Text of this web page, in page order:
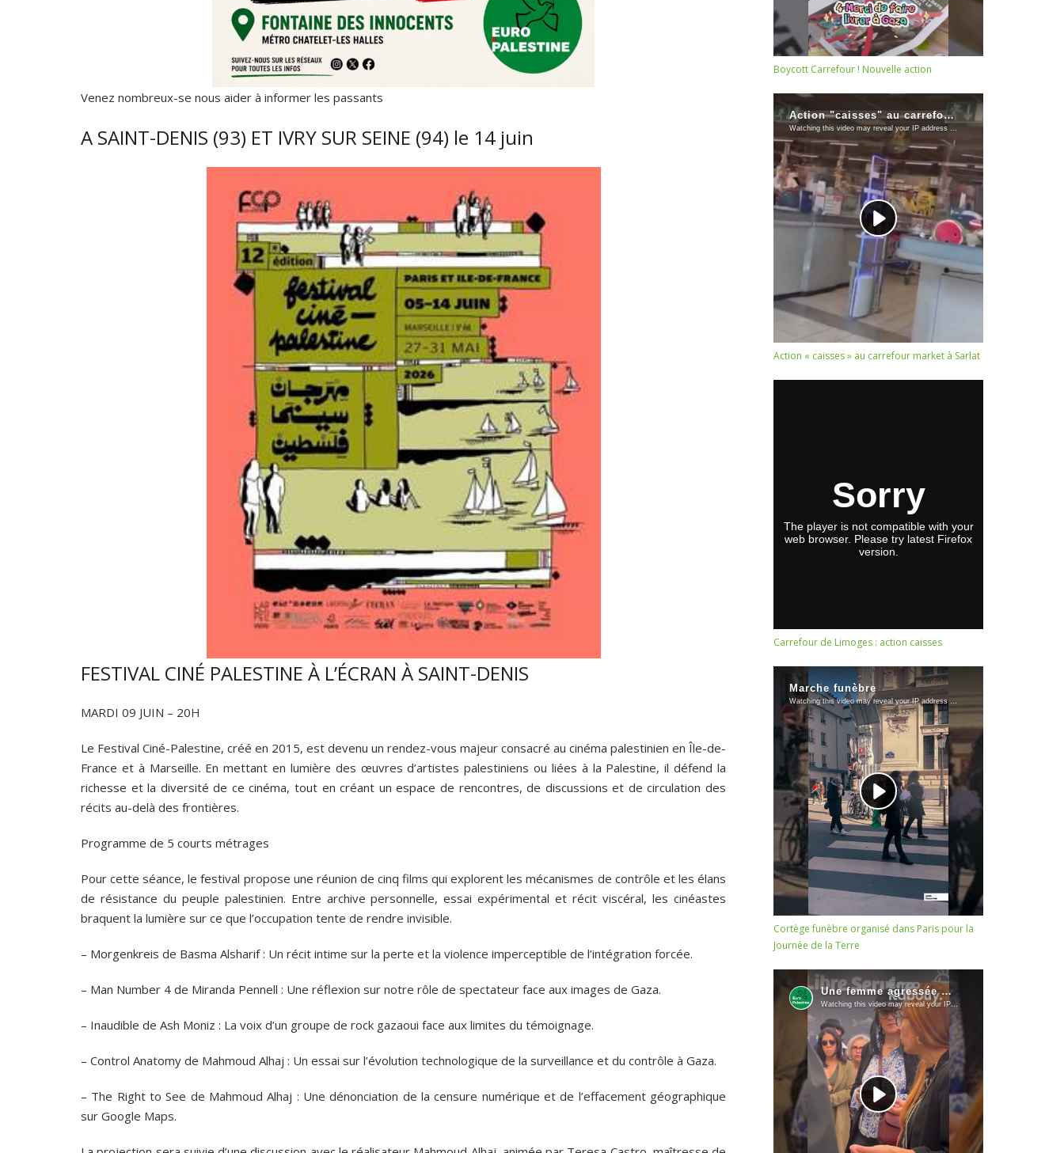
Venez nombreux-se nous aider à informer les passants
A SAINT-DENIS (93) ET IVRY SUR SEINE (94) le 14 juin
FESTIVAL CINÉ PALESTINE À L’ÉCRAN À SAINT-DENIS
MARDI 09 JUIN – 20H
Le Festival Ciné-Palestine, créé en 2015, est devenu un rendez-vous majeur consacré au cinéma palestinien en Île-de-
France et à Marseille. En mettant en lumière des œuvres d’artistes palestiniens ou liées à la Palestine, il défend la
richesse et la diversité de ce cinéma, tout en créant un espace de rencontres, de discussions et de circulation des
récits au-delà des frontières.
Programme de 5 courts métrages
Pour cette séance, le festival propose une réunion de cinq films qui explorent les mécanismes de contrôle et les élans
de résistance du peuple palestinien. Entre archive personnelle, essai expérimental et récit viscéral, les cinéastes
braquent la lumière sur ce que l’occupation tente de rendre invisible.
– Morgenkreis de Basma Alsharif : Un récit intime sur la perte et la violence imperceptible de l’intégration forcée.
– Man Number 4 de Miranda Pennell : Une réflexion sur notre rôle de spectateur face aux images de Gaza.
– Inaudible de Ash Moniz : La voix d’un groupe de rock gazaoui face aux limites du témoignage.
– Control Anatomy de Mahmoud Alhaj : Un essai sur l’évolution technologique de la surveillance et du contrôle à Gaza.
– The Right to See de Mahmoud Alhaj : Une dénonciation de la censure numérique et de l’effacement géographique
sur Google Maps.
Boycott Carrefour ! Nouvelle action
Action « caisses » au carrefour market à Sarlat
Carrefour de Limoges : action caisses
Cortège funèbre organisé dans Paris pour la
Journée de la Terre